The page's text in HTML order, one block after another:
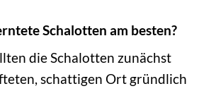
Schalotten am besten?
die Schalotten zunächst
schattigen Ort gründlich